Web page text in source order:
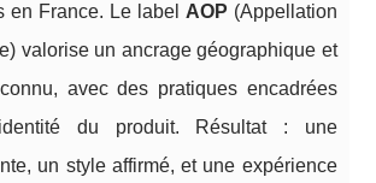
en France. Le label AOP (Appellation
valorise un ancrage géographique et
avec des pratiques encadrées
du produit. Résultat : une
un style affirmé, et une expérience